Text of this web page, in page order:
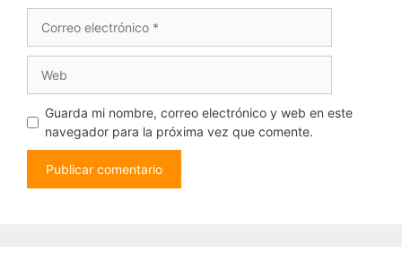
electrónico
Guarda mi nombre, correo electrónico y web en este
navegador para la próxima vez que comente.